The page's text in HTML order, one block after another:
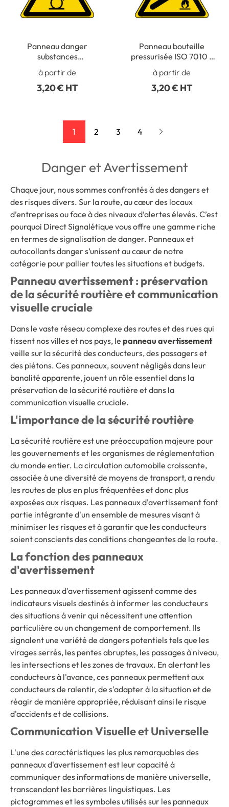
Panneau danger
substances
W028
à partir de
3,20 € HT
Panneau bouteille
pressurisée ISO 7010 -
à partir de
3,20 € HT
1 2 3 4
Danger et Avertissement
Chaque jour, nous sommes confrontés à des dangers et
des risques divers. Sur la route, au cœur des locaux
d’entreprises ou face à des niveaux d’alertes élevés. C’est
pourquoi Direct Signalétique vous offre une gamme riche
en termes de signalisation de danger. Panneaux et
autocollants danger s’unissent au cœur de notre
catégorie pour pallier toutes les situations et budgets.
Panneau avertissement : préservation
de la sécurité routière et communication
visuelle cruciale
Dans le vaste réseau complexe des routes et des rues qui
tissent nos villes et nos pays, le panneau avertissement
veille sur la sécurité des conducteurs, des passagers et
des piétons. Ces panneaux, souvent négligés dans leur
banalité apparente, jouent un rôle essentiel dans la
préservation de la sécurité routière et dans la
communication visuelle cruciale.
L'importance de la sécurité routière
La sécurité routière est une préoccupation majeure pour
les gouvernements et les organismes de réglementation
du monde entier. La circulation automobile croissante,
associée à une diversité de moyens de transport, a rendu
les routes de plus en plus fréquentées et donc plus
exposées aux risques. Les panneaux d'avertissement font
partie intégrante d'un ensemble de mesures visant à
minimiser les risques et à garantir que les conducteurs
soient conscients des conditions changeantes de la route.
La fonction des panneaux
d'avertissement
Les panneaux d'avertissement agissent comme des
indicateurs visuels destinés à informer les conducteurs
des situations à venir qui nécessitent une attention
particulière ou un changement de comportement. Ils
signalent une variété de dangers potentiels tels que les
virages serrés, les pentes abruptes, les passages à niveau,
les intersections et les zones de travaux. En alertant les
conducteurs à l'avance, ces panneaux permettent aux
conducteurs de ralentir, de s'adapter à la situation et de
réagir de manière appropriée, réduisant ainsi le risque
d'accidents et de collisions.
Communication Visuelle et Universelle
L'une des caractéristiques les plus remarquables des
panneaux d'avertissement est leur capacité à
communiquer des informations de manière universelle,
transcendant les barrières linguistiques. Les
pictogrammes et les symboles utilisés sur les panneaux